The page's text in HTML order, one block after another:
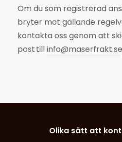
Om du som registrerad
bryter mot gällande
kontakta oss genom att
post tillinfo@maserfrakt.se
Olika sätt att